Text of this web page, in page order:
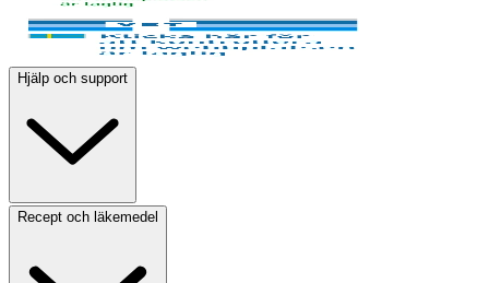
Hjälp och support
Recept och läkemedel